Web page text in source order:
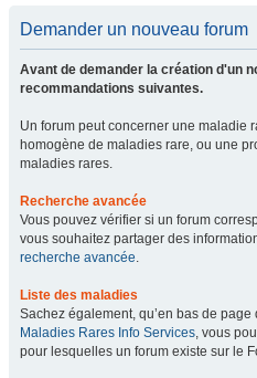
Demander un nouveau forum
Avant de demander la création d'un
recommandations suivantes.
Un forum peut concerner une maladie
homogène de maladies rare, ou une
maladies rares.
Recherche avancée
Vous pouvez vérifier si un forum
vous souhaitez partager des
recherche avancée.
Liste des maladies
Sachez également, qu’en bas de page
Maladies Rares Info Services, vous
pour lesquelles un forum existe sur le